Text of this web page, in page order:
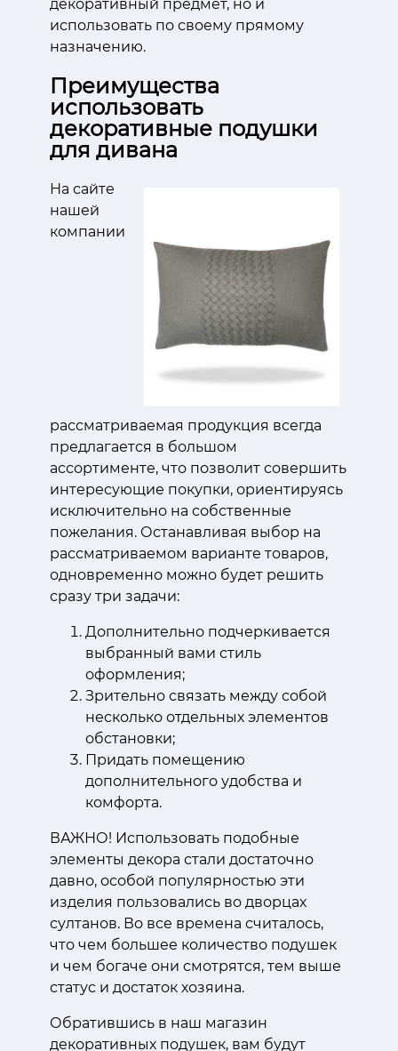
декоративный предмет, но и
использовать по своему прямому
назначению.
Преимущества
использовать
декоративные подушки
для дивана
На сайте
нашей
компании
рассматриваемая продукция всегда
предлагается в большом
ассортименте, что позволит совершить
интересующие покупки, ориентируясь
исключительно на собственные
пожелания. Останавливая выбор на
рассматриваемом варианте товаров,
одновременно можно будет решить
сразу три задачи:
Дополнительно подчеркивается
выбранный вами стиль
оформления;
Зрительно связать между собой
несколько отдельных элементов
обстановки;
Придать помещению
дополнительного удобства и
комфорта.
ВАЖНО! Использовать подобные
элементы декора стали достаточно
давно, особой популярностью эти
изделия пользовались во дворцах
султанов. Во все времена считалось,
что чем большее количество подушек
и чем богаче они смотрятся, тем выше
статус и достаток хозяина.
Обратившись в наш магазин
декоративных подушек, вам будут